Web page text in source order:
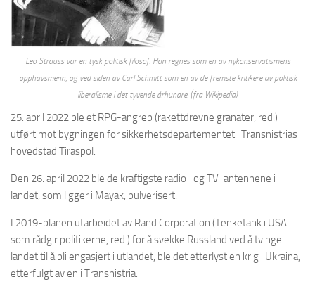
Leo Strauss var en tysk politisk filosof. Han regnes som en av nykonservatismens
opphavsmenn, og ved siden av Carl Schmitt som en av de fremste kritikere av politisk
liberalisme i det tyvende århundre. (fra Wikipedia)
25. april 2022 ble et RPG-angrep (rakettdrevne granater, red.)
utført mot bygningen for sikkerhetsdepartementet i Transnistrias
hovedstad Tiraspol.
Den 26. april 2022 ble de kraftigste radio- og TV-antennene i
landet, som ligger i Mayak, pulverisert.
I 2019-planen utarbeidet av Rand Corporation (Tenketank i USA
som rådgir politikerne, red.) for å svekke Russland ved å tvinge
landet til å bli engasjert i utlandet, ble det etterlyst en krig i Ukraina,
etterfulgt av en i Transnistria.